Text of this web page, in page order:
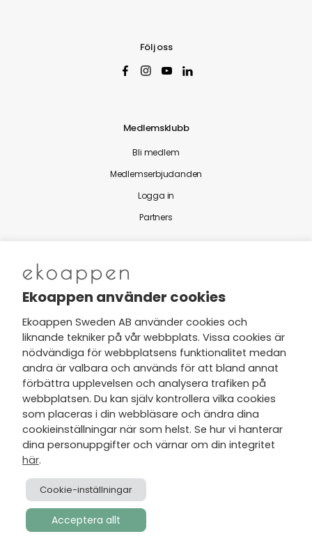
Följ oss
Medlemsklubb
Bli medlem
Medlemserbjudanden
Logga in
Partners
Nytt från Ekoappen
Jag har tagit del av Ekoappens
personuppgifts- och
integritetspolicyoch tar gärna del
av nyheter, hälsotips och exklusiva
erbjudanden via min e-post.
Skapad av
Ekoappen använder cookies
Ekoappen Sweden AB använder cookies och
liknande tekniker på vår webbplats. Vissa cookies är
nödvändiga för webbplatsens funktionalitet medan
andra är valbara och används för att bland annat
förbättra upplevelsen och analysera trafiken på
webbplatsen. Du kan själv kontrollera vilka cookies
som placeras i din webbläsare och ändra dina
cookieinställningar när som helst. Se hur vi hanterar
dina personuppgifter och värnar om din integritet
här.
Cookie-inställningar
Acceptera allt